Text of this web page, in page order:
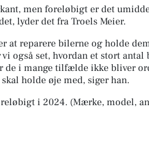
men foreløbigt er det
lyder det fra Troels Meier.
at reparere bilerne og holde
også set, hvordan et stort antal
de i mange tilfælde ikke bliver
holde øje med, siger han.
i 2024. (Mærke, model,